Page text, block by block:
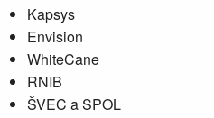
Kapsys
Envision
WhiteCane
RNIB
ŠVEC a SPOL